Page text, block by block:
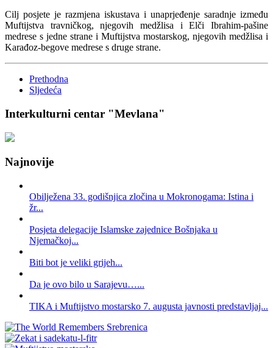
Cilj posjete je razmjena iskustava i unaprjeđenje saradnje između
Muftijstva travničkog, njegovih medžlisa i Elči Ibrahim-pašine
medrese s jedne strane i Muftijstva mostarskog, njegovih medžlisa i
Karađoz-begove medrese s druge strane.
Prethodna
Sljedeća
Interkulturni centar "Mevlana"
Najnovije
Obilježena 33. godišnjica zločina u Mokronogama: Istina i
žr...
Posjeta delegacije Islamske zajednice Bošnjaka u
Njemačkoj...
Biti bot je veliki grijeh...
Da je ovo bilo u Sarajevu…...
TIKA i Muftijstvo mostarsko 7. augusta javnosti predstavljaj...